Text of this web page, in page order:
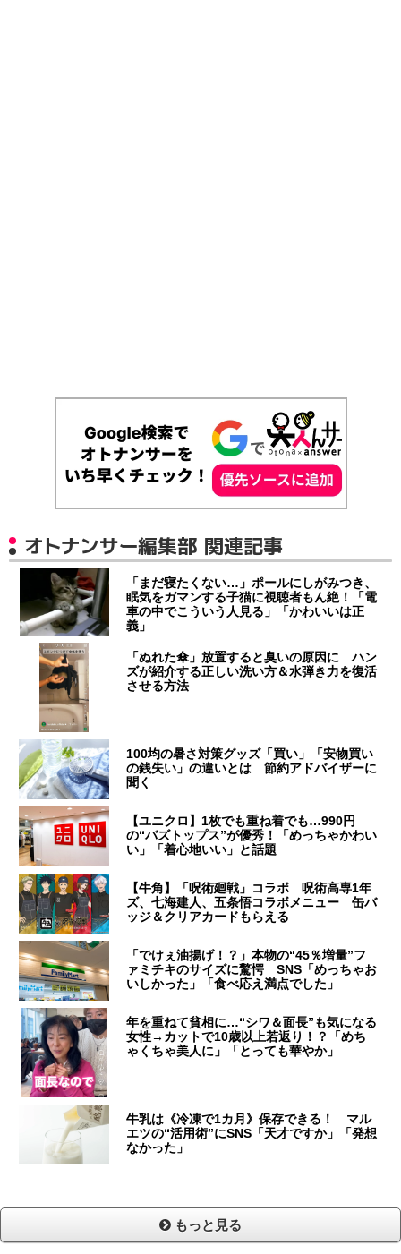
オトナンサー編集部 関連記事
「まだ寝たくない…」ポールにしがみつき、
眠気をガマンする子猫に視聴者もん絶！「電
車の中でこういう人見る」「かわいいは正
義」
「ぬれた傘」放置すると臭いの原因に ハン
ズが紹介する正しい洗い方＆水弾き力を復活
させる方法
100均の暑さ対策グッズ「買い」「安物買い
の銭失い」の違いとは 節約アドバイザーに
聞く
【ユニクロ】1枚でも重ね着でも…990円
の“バズトップス”が優秀！「めっちゃかわい
い」「着心地いい」と話題
【牛角】「呪術廻戦」コラボ 呪術高専1年
ズ、七海建人、五条悟コラボメニュー 缶バ
ッジ＆クリアカードもらえる
「でけぇ油揚げ！？」本物の“45％増量”フ
ァミチキのサイズに驚愕 SNS「めっちゃお
いしかった」「食べ応え満点でした」
年を重ねて貧相に…“シワ＆面長”も気になる
女性→カットで10歳以上若返り！？「めち
ゃくちゃ美人に」「とっても華やか」
牛乳は《冷凍で1カ月》保存できる！ マル
エツの“活用術”にSNS「天才ですか」「発想
なかった」
もっと見る